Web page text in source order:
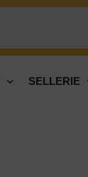
SELLERIE